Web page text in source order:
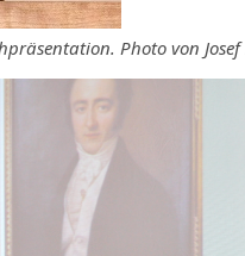
Photo von Josef